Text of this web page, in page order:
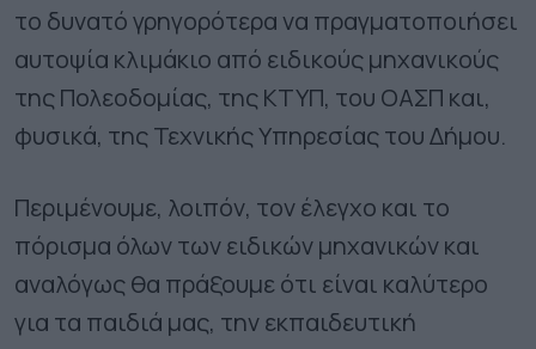
το δυνατό γρηγορότερα να πραγματοποιήσει
αυτοψία κλιμάκιο από ειδικούς μηχανικούς
της Πολεοδομίας, της ΚΤΥΠ, του ΟΑΣΠ και,
φυσικά, της Τεχνικής Υπηρεσίας του Δήμου.
Περιμένουμε, λοιπόν, τον έλεγχο και το
πόρισμα όλων των ειδικών μηχανικών και
αναλόγως θα πράξουμε ότι είναι καλύτερο
για τα παιδιά μας, την εκπαιδευτική